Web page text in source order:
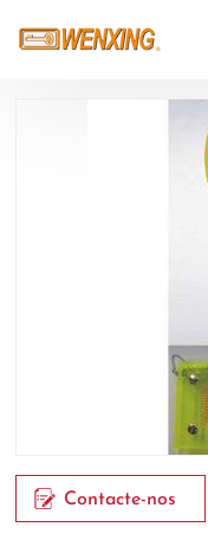
Contacte-nos